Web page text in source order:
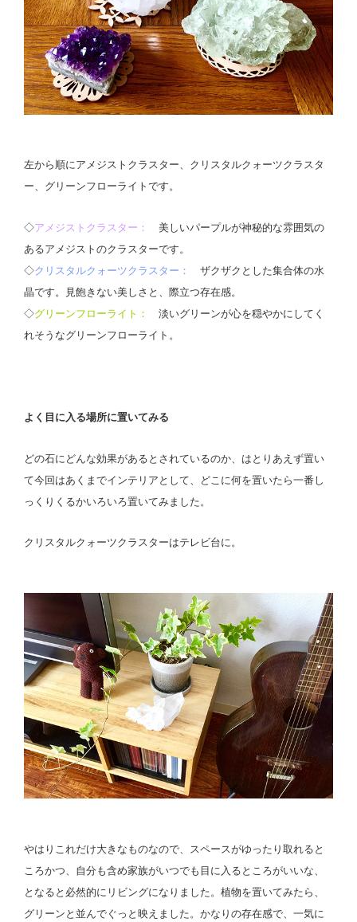
左から順にアメジストクラスター、クリスタルクォーツクラスタ
ー、グリーンフローライトです。
◇アメジストクラスター：
美しいパープルが神秘的な雰囲気の
あるアメジストのクラスターです。
◇クリスタルクォーツクラスター：
ザクザクとした集合体の水
晶です。見飽きない美しさと、際立つ存在感。
◇グリーンフローライト：
淡いグリーンが心を穏やかにしてく
れそうなグリーンフローライト。
よく目に入る場所に置いてみる
どの石にどんな効果があるとされているのか、はとりあえず置い
て今回はあくまでインテリアとして、どこに何を置いたら一番し
っくりくるかいろいろ置いてみました。
クリスタルクォーツクラスターはテレビ台に。
やはりこれだけ大きなものなので、スペースがゆったり取れると
ころかつ、自分も含め家族がいつでも目に入るところがいいな、
となると必然的にリビングになりました。植物を置いてみたら、
グリーンと並んでぐっと映えました。かなりの存在感で、一気に